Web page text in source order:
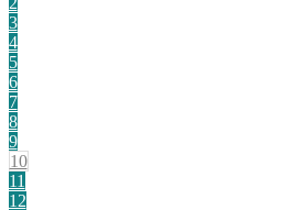
3
4
5
6
7
8
9
10
11
12